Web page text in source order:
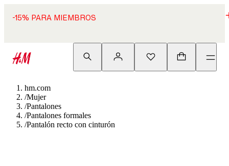
-15% PARA MIEMBROS
hm.com
/Mujer
/Pantalones
/Pantalones formales
/Pantalón recto con cinturón